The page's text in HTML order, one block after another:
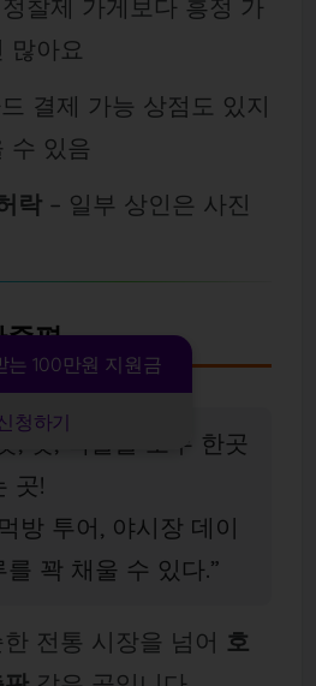
는 100만원 지원금
청하기
찰제 가게보다 흥정 가
많아요
결제 가능 상점도 있지
수 있음
락– 일부 상인은 사진
평
, 멋, 색깔을 모두 한곳
곳!
방 투어, 야시장 데이
꽉 채울 수 있다.”
전통 시장을 넘어 호